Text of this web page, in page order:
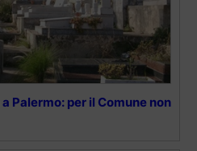
Palermo: per il Comune non